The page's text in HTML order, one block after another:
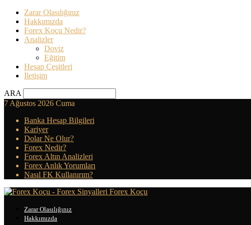
Zarar Olasılığınız
Hakkımızda
Forex Koçu Nedir?
Analizler
Doviz
Eğitim
Hesap Çeşitleri
İletişim
ARA
7 Ağustos 2026 Cuma
Banka Hesap Bilgileri
Kariyer
Dolar Ne Olur?
Forex Nedir?
Forex Altın Analizleri
Forex Anlık Yorumları
Nasıl FK Kullanırım?
Forex Koçu
Zarar Olasılığınız
Hakkımızda